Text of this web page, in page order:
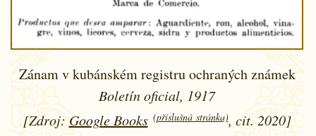
Zánam v kubánském registru ochraných známek
Boletín oficial, 1917
[Zdroj: Google Books (příslušná stránka), cit. 2020]